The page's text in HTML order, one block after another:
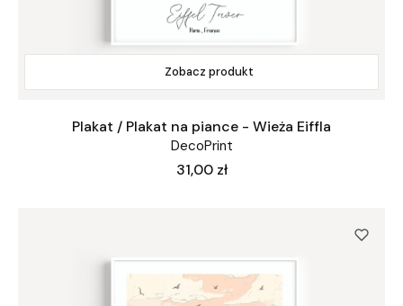
Zobacz produkt
Plakat / Plakat na piance - Wieża Eiffla
DecoPrint
Cena
31,00 zł